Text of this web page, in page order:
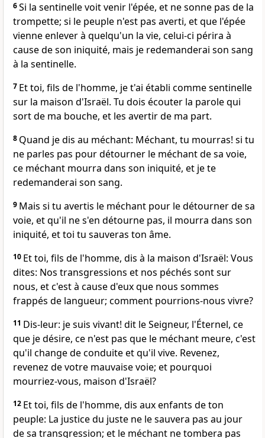
6Si la sentinelle voit venir l'épée, et ne sonne pas de la
trompette; si le peuple n'est pas averti, et que l'épée
vienne enlever à quelqu'un la vie, celui-ci périra à
cause de son iniquité, mais je redemanderai son sang
à la sentinelle.
7 Et toi, fils de l'homme, je t'ai établi comme sentinelle
sur la maison d'Israël. Tu dois écouter la parole qui
sort de ma bouche, et les avertir de ma part.
8 Quand je dis au méchant: Méchant, tu mourras! si tu
ne parles pas pour détourner le méchant de sa voie,
ce méchant mourra dans son iniquité, et je te
redemanderai son sang.
9 Mais si tu avertis le méchant pour le détourner de sa
voie, et qu'il ne s'en détourne pas, il mourra dans son
iniquité, et toi tu sauveras ton âme.
10 Et toi, fils de l'homme, dis à la maison d'Israël: Vous
dites: Nos transgressions et nos péchés sont sur
nous, et c'est à cause d'eux que nous sommes
frappés de langueur; comment pourrions-nous vivre?
11 Dis-leur: je suis vivant! dit le Seigneur, l'Éternel, ce
que je désire, ce n'est pas que le méchant meure, c'est
qu'il change de conduite et qu'il vive. Revenez,
revenez de votre mauvaise voie; et pourquoi
mourriez-vous, maison d'Israël?
12 Et toi, fils de l'homme, dis aux enfants de ton
peuple: La justice du juste ne le sauvera pas au jour
de sa transgression; et le méchant ne tombera pas